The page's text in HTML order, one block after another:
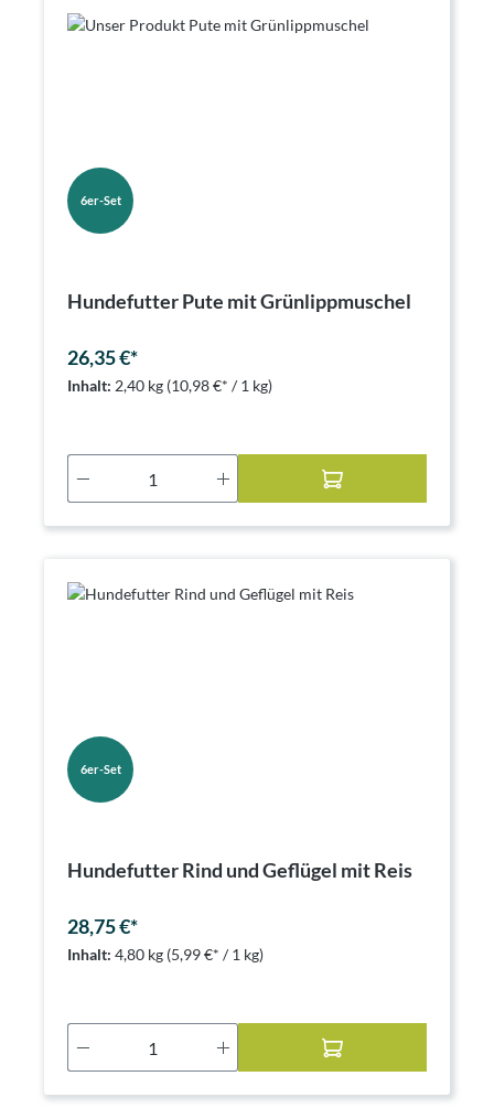
6er-Set
Hundefutter Pute mit Grünlippmuschel
26,35 €*
Inhalt: 2,40 kg (10,98 €* / 1 kg)
Produkt Anzahl: Gib den gewünschten
6er-Set
Hundefutter Rind und Geflügel mit Reis
28,75 €*
Inhalt: 4,80 kg (5,99 €* / 1 kg)
Produkt Anzahl: Gib den gewünschten